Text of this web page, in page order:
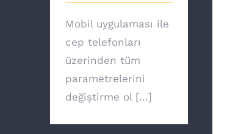
Mobil uygulaması ile
cep telefonları
üzerinden tüm
parametrelerini
değiştirme ol [...]